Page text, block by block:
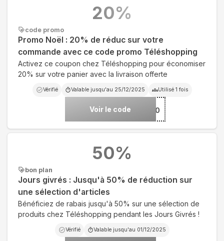
code promo
Promo Noël : 20% de réduc sur votre
commande avec ce code promo Téléshopping
Activez ce coupon chez Téléshopping pour économiser
20% sur votre panier avec la livraison offerte
Vérifié Valable jusqu'au 25/12/2025 Utilisé 1 fois
Voir le code ***L20
20%
bon plan
Jours givrés : Jusqu'à 50% de réduction sur
une sélection d'articles
Bénéficiez de rabais jusqu'à 50% sur une sélection de
produits chez Téléshopping pendant les Jours Givrés !
Vérifié Valable jusqu'au 01/12/2025
50%